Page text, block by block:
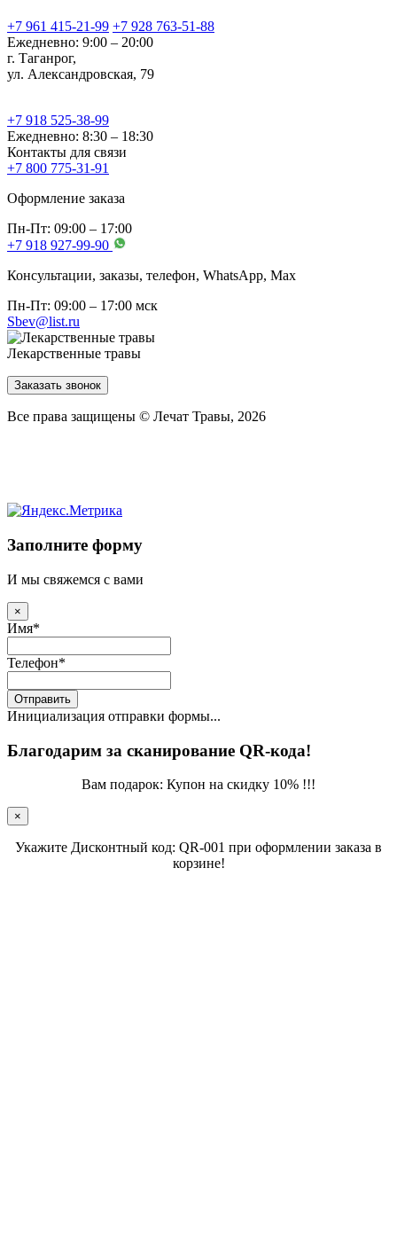
+7 961 415-21-99 +7 928 763-51-88
Ежедневно: 9:00 – 20:00
г. Таганрог,
ул. Александровская, 79
+7 918 525-38-99
Ежедневно: 8:30 – 18:30
Контакты для связи
+7 800 775-31-91
Оформление заказа
Пн-Пт: 09:00 – 17:00
+7 918 927-99-90
Консультации, заказы, телефон, WhatsApp, Мах
Пн-Пт: 09:00 – 17:00 мск
Sbev@list.ru
Лекарственные травы
Заказать звонок
Все права защищены © Лечат Травы, 2026
Заполните форму
И мы свяжемся с вами
×
Имя*
Телефон*
Отправить
Инициализация отправки формы...
Благодарим за сканирование QR-кода!
Вам подарок: Купон на скидку 10% !!!
×
Укажите Дисконтный код: QR-001 при оформлении заказа в
корзине!